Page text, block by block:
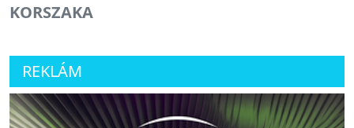
KORSZAKA
REKLÁM